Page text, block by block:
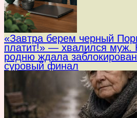
«Завтра берем черный
платит!» — хвалился муж.
родню ждала
суровый финал